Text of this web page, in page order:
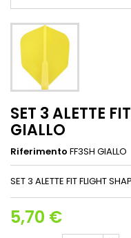
SET 3 ALETTE
GIALLO
Riferimento FF3SH GIALLO
SET 3 ALETTE FIT FLIGHT
5,70 €